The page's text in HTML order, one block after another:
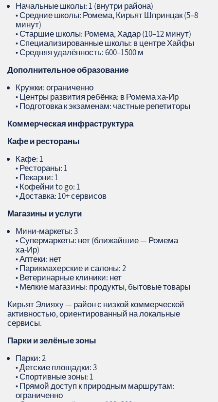
Начальные школы: 1 (внутри района)
• Средние школы: Ромема, Кирьят Шпринцак (5–8
минут)
• Старшие школы: Ромема, Хадар (10–12 минут)
• Специализированные школы: в центре Хайфы
• Средняя удалённость: 600–1500 м
Дополнительное образование
Кружки: ограниченно
• Центры развития ребёнка: в Ромема ха‑Ир
• Подготовка к экзаменам: частные репетиторы
Коммерческая инфраструктура
Кафе и рестораны
Кафе: 1
• Рестораны: 1
• Пекарни: 1
• Кофейни to go: 1
• Доставка: 10+ сервисов
Магазины и услуги
Мини‑маркеты: 3
• Супермаркеты: нет (ближайшие — Ромема
ха‑Ир)
• Аптеки: нет
• Парикмахерские и салоны: 2
• Ветеринарные клиники: нет
• Мелкие магазины: продукты, бытовые товары
Кирьят Элияху — район с низкой коммерческой
активностью, ориентированный на локальные
сервисы.
Парки и зелёные зоны
Парки: 2
• Детские площадки: 3
• Спортивные зоны: 1
• Прямой доступ к природным маршрутам:
ограниченно